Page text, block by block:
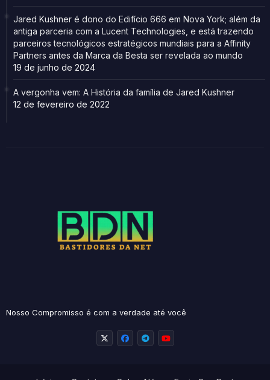
Jared Kushner é dono do Edifício 666 em Nova York; além da
antiga parceria com a Lucent Technologies, e está trazendo
parceiros tecnológicos estratégicos mundiais para a Affinity
Partners antes da Marca da Besta ser revelada ao mundo
19 de junho de 2024
A vergonha vem: A História da família de Jared Kushner
12 de fevereiro de 2022
Nosso Compromisso é com a verdade até você